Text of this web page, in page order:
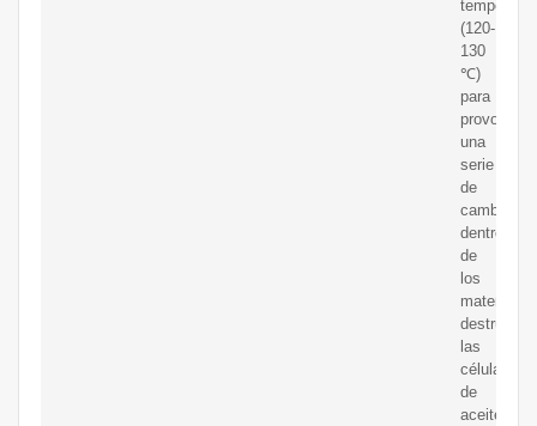
(120-
130
℃)
para
provocar
una
serie
de
cambios
dentro
de
los
materiales:
destruir
las
células
de
aceite,